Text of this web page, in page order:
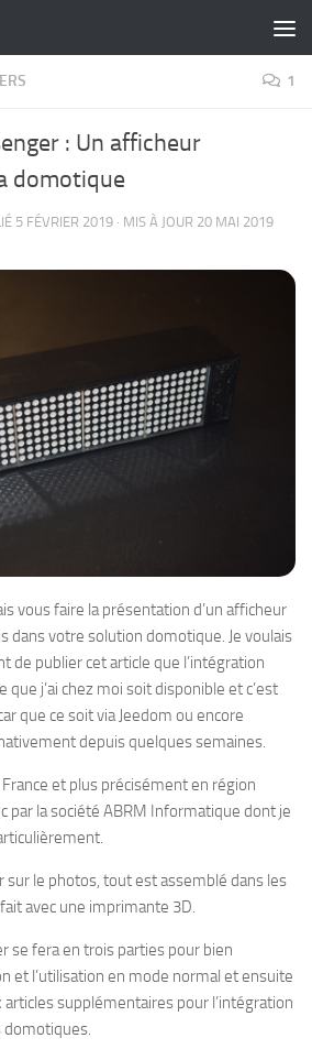
1
: Un afficheur
domotique
5 FÉVRIER 2019 · MIS À JOUR 20 MAI 2019
vous faire la présentation d’un afficheur
dans votre solution domotique. Je voulais
de publier cet article que l’intégration
j’ai chez moi soit disponible et c’est
que ce soit via Jeedom ou encore
depuis quelques semaines.
et plus précisément en région
par la société ABRM Informatique dont je
sur le photos, tout est assemblé dans les
avec une imprimante 3D.
se fera en trois parties pour bien
et l’utilisation en mode normal et ensuite
supplémentaires pour l’intégration
domotiques.